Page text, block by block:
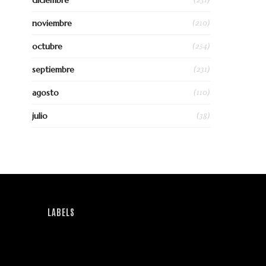
noviembre (210)
octubre (254)
septiembre (231)
agosto (110)
julio (38)
LABELS